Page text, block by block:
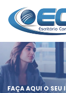
FAÇA AQUI O SEU